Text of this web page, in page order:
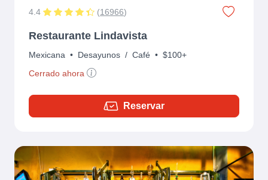
4.4 (16966)
Restaurante Lindavista
Mexicana • Desayunos / Café • $100+
Cerrado ahora
Reservar